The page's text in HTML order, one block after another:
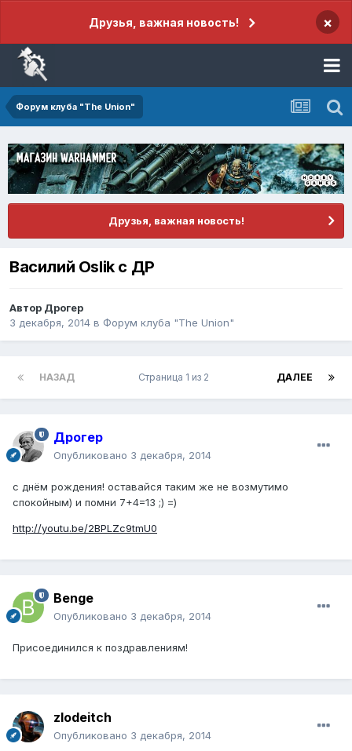
Друзья, важная новость! ×
Форум клуба "The Union"
Друзья, важная новость!
Василий Oslik с ДР
Автор Дрогер
3 декабря, 2014 в Форум клуба "The Union"
НАЗАД ДАЛЕЕ
Страница 1 из 2
Дрогер
Опубликовано 3 декабря, 2014
с днём рождения! оставайся таким же не возмутимо
спокойным) и помни 7+4=13 ;) =)
http://youtu.be/2BPLZc9tmU0
Benge
Опубликовано 3 декабря, 2014
Присоединился к поздравлениям!
zlodeitch
Опубликовано 3 декабря, 2014